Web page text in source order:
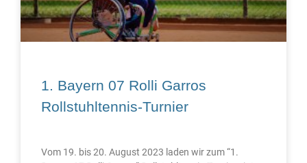
1. Bayern 07 Rolli Garros
Rollstuhltennis-Turnier
Vom 19. bis 20. August 2023 laden wir zum “1.